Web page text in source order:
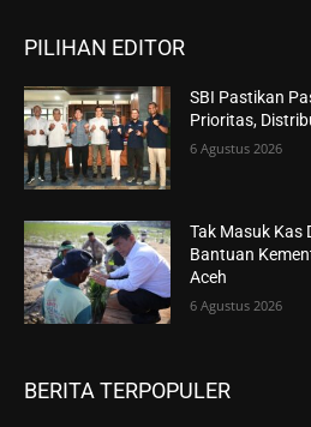
PILIHAN EDITOR
SBI Pastikan
Prioritas,
6 Agustus 2026
Tak Masuk Kas
Bantuan
Aceh
6 Agustus 2026
BERITA TERPOPULER